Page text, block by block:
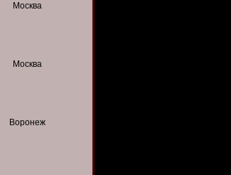
Москва
Москва
Воронеж